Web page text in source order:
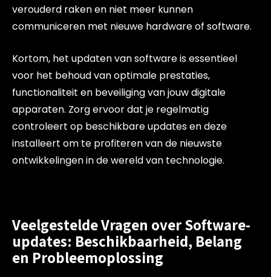
verouderd raken en niet meer kunnen
communiceren met nieuwe hardware of software.
Kortom, het updaten van software is essentieel
voor het behoud van optimale prestaties,
functionaliteit en beveiliging van jouw digitale
apparaten. Zorg ervoor dat je regelmatig
controleert op beschikbare updates en deze
installeert om te profiteren van de nieuwste
ontwikkelingen in de wereld van technologie.
Veelgestelde Vragen over Software-
updates: Beschikbaarheid, Belang
en Probleemoplossing